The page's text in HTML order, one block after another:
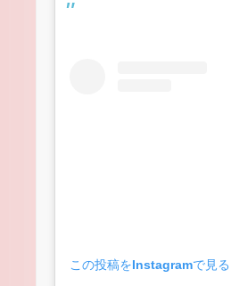
この投稿をInstagramで見る